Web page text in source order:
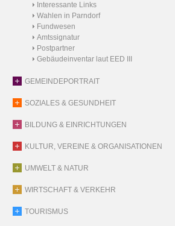
Interessante Links
Wahlen in Parndorf
Fundwesen
Amtssignatur
Postpartner
Gebäudeinventar laut EED III
GEMEINDEPORTRAIT
SOZIALES & GESUNDHEIT
BILDUNG & EINRICHTUNGEN
KULTUR, VEREINE & ORGANISATIONEN
UMWELT & NATUR
WIRTSCHAFT & VERKEHR
TOURISMUS